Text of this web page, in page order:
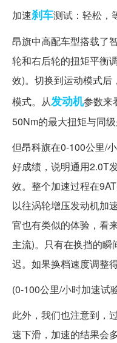
加速刹车测试：轻松，
昂旗中高配车型搭载了
轮和右后轮的扭矩平衡
效)。切换到运动模式后
模式。从发动机参数来
50Nm的最大扭矩与同级
但昂科旗在0-100公里/
好成绩，说明通用2.0T
效。整个加速过程在
以往涡轮增压发动机加
官也有类似的体验，看
主流)。只有在换挡的
迟。如果换档速度调整
(0-100公里/小时加速试
此外，我们也注意到，
速下滑，加速的结果会